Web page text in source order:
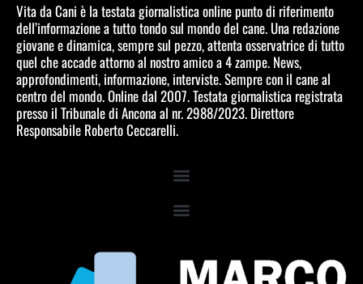
Vita da Cani è la testata giornalistica online punto di riferimento
dell’informazione a tutto tondo sul mondo del cane. Una redazione
giovane e dinamica, sempre sul pezzo, attenta osservatrice di tutto
quel che accade attorno al nostro amico a 4 zampe. News,
approfondimenti, informazione, interviste. Sempre con il cane al
centro del mondo. Online dal 2007. Testata giornalistica registrata
presso il Tribunale di Ancona al nr. 2988/2023. Direttore
Responsabile Roberto Ceccarelli.